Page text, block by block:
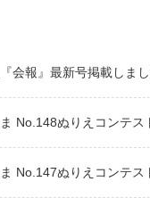
会報』最新号掲載しまし
No.148ぬりえコンテス
No.147ぬりえコンテス